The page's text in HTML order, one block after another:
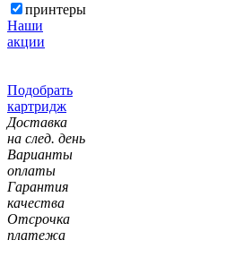
принтеры
Наши
акции
Подобрать
картридж
Доставка
на след. день
Варианты
оплаты
Гарантия
качества
Отсрочка
платежа